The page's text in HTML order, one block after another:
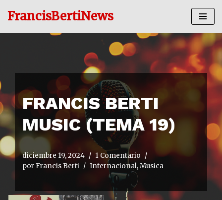
FrancisBertiNews
FRANCIS BERTI
MUSIC (TEMA 19)
diciembre 19, 2024
1 Comentario
por Francis Berti Internacional,Musica